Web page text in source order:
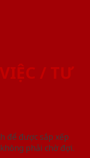
/ TƯ
để được sắp xếp
phải chờ đợi.